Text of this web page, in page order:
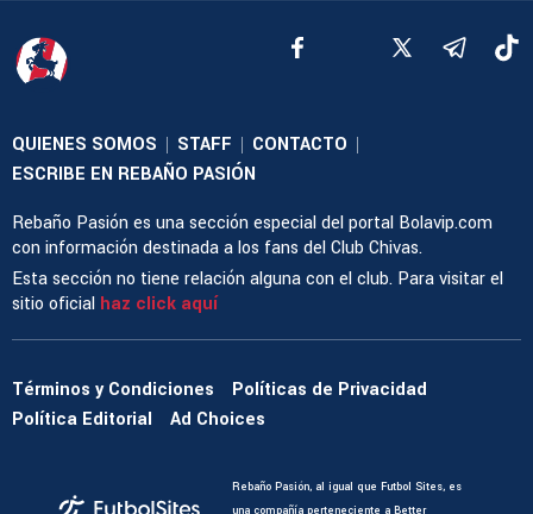
QUIENES SOMOS STAFF CONTACTO
ESCRIBE EN REBAÑO PASIÓN
Rebaño Pasión es una sección especial del portal Bolavip.com
con información destinada a los fans del Club Chivas.
Esta sección no tiene relación alguna con el club. Para visitar el
sitio oficial haz click aquí
Términos y Condiciones
Políticas de Privacidad
Política Editorial
Ad Choices
Rebaño Pasión, al igual que Futbol Sites, es